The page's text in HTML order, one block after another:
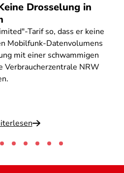
Drosselung in
Tarif so, dass er keine
Mobilfunk-Datenvolumens
mit einer schwammigen
Verbraucherzentrale NRW